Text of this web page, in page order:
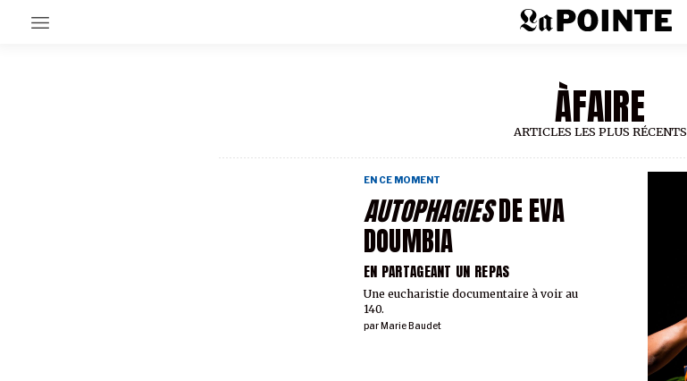
ÀFAIRE
ARTICLES LES PLUS RÉCENTS
AUTOPHAGIESDE EVA
DOUMBIA
EN PARTAGEANT UN REPAS
EN CE MOMENT
par Marie Baudet
Une eucharistie documentaire à voir au
140.